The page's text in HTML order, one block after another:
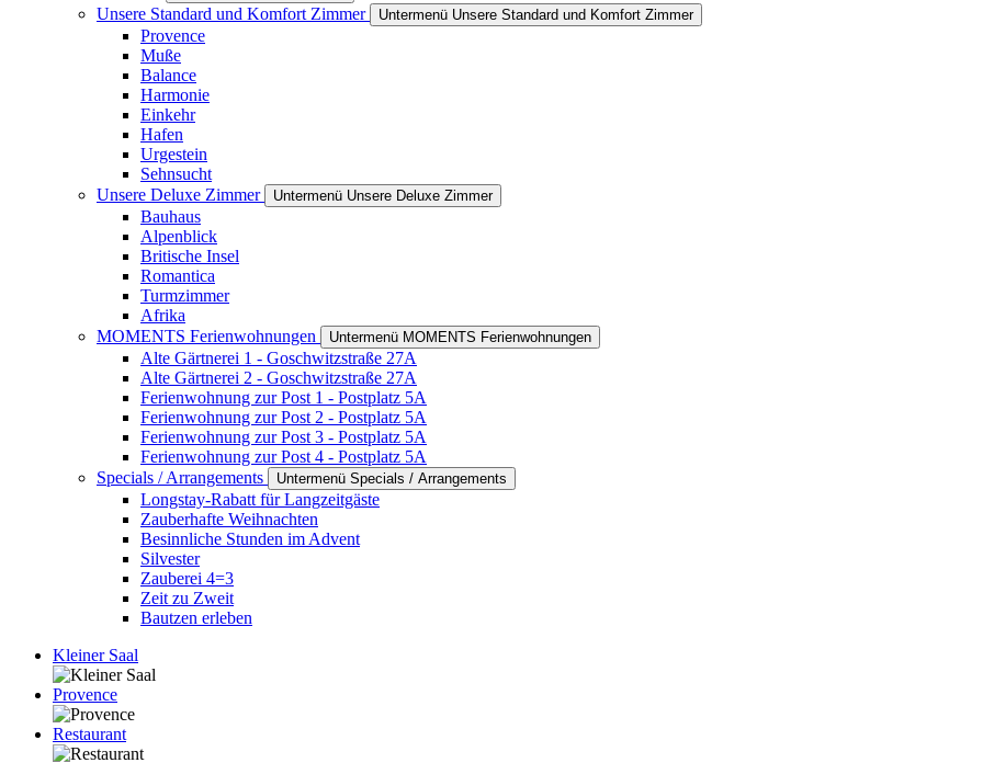
Unsere Standard und Komfort Zimmer Untermenü Unsere Standard und Komfort Zimmer
Provence
Muße
Balance
Harmonie
Einkehr
Hafen
Urgestein
Sehnsucht
Unsere Deluxe Zimmer
Untermenü Unsere Deluxe Zimmer
Bauhaus
Alpenblick
Britische Insel
Romantica
Turmzimmer
Afrika
MOMENTS Ferienwohnungen
Untermenü MOMENTS Ferienwohnungen
Alte Gärtnerei 1 - Goschwitzstraße 27A
Alte Gärtnerei 2 - Goschwitzstraße 27A
Ferienwohnung zur Post 1 - Postplatz 5A
Ferienwohnung zur Post 2 - Postplatz 5A
Ferienwohnung zur Post 3 - Postplatz 5A
Ferienwohnung zur Post 4 - Postplatz 5A
Specials / Arrangements
Untermenü Specials / Arrangements
Longstay-Rabatt für Langzeitgäste
Zauberhafte Weihnachten
Besinnliche Stunden im Advent
Silvester
Zauberei 4=3
Zeit zu Zweit
Bautzen erleben
Kleiner Saal
Provence
Restaurant